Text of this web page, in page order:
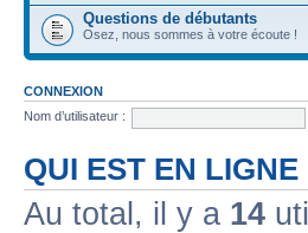
Questions de débutants
Osez, nous sommes à votre écoute !
CONNEXION
Nom d’utilisateur :
QUI EST EN LIGNE
Au total, il y a 14